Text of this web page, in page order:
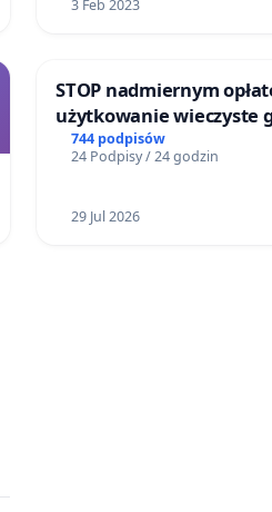
3 Feb 2023
STOP nadmiernym
użytkowanie wieczyste
zajmowanych przez
ogrody działkowe.
744 podpisów
24 Podpisy / 24 godzin
29 Jul 2026